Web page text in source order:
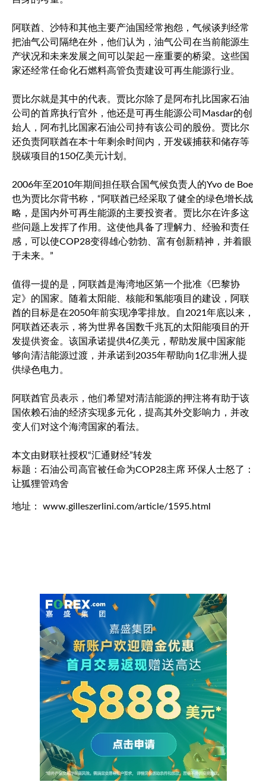
阿联酋、沙特和其他主要产油国经常抱怨，气候谈判经常
把油气公司隔绝在外，他们认为，油气公司在当前能源生
产状况和未来发展之间可以架起一座重要的桥梁。这些国
家还经常任命化石燃料高管负责建设可再生能源行业。
贾比尔就是其中的代表。贾比尔除了是阿布扎比国家石油
公司的首席执行官外，他还是可再生能源公司Masdar的创
始人，阿布扎比国家石油公司持有该公司的股份。贾比尔
还负责阿联酋在本十年剩余时间内，开发碳捕获和储存等
脱碳项目的150亿美元计划。
2006年至2010年期间担任联合国气候负责人的Yvo de Boe
也为贾比尔背书称，“阿联酋已经采取了健全的绿色增长战
略，是国内外可再生能源的主要投资者。贾比尔在许多这
些问题上发挥了作用。这使他具备了理解力、经验和责任
感，可以使COP28变得雄心勃勃、富有创新精神，并着眼
于未来。”
值得一提的是，阿联酋是海湾地区第一个批准《巴黎协
定》的国家。随着太阳能、核能和氢能项目的建设，阿联
酋的目标是在2050年前实现净零排放。自2021年底以来，
阿联酋还表示，将为世界各国数千兆瓦的太阳能项目的开
发提供资金。该国承诺提供4亿美元，帮助发展中国家能
够向清洁能源过渡，并承诺到2035年帮助向1亿非洲人提
供绿色电力。
阿联酋官员表示，他们希望对清洁能源的押注将有助于该
国依赖石油的经济实现多元化，提高其外交影响力，并改
变人们对这个海湾国家的看法。
本文由财联社授权“汇通财经”转发
标题：石油公司高官被任命为COP28主席 环保人士怒了：
让狐狸管鸡舍
地址： www.gilleszerlini.com/article/1595.html